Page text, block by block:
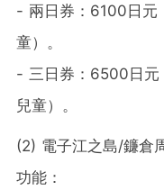
- 兩日券：6100日元
童）。
- 三日券：6500日元
兒童）。
(2) 電子江之島/鐮倉
功能：